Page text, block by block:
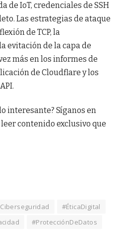
de IoT, credenciales de SSH
Las estrategias de ataque
de TCP, la
evitación de la capa de
más en los informes de
de Cloudflare y los
interesante? Síganos en
contenido exclusivo que
#ÉticaDigital
#ProtecciónDeDatos